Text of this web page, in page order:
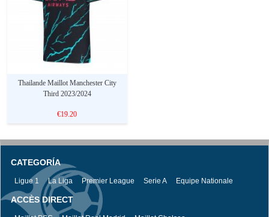
Thailande Maillot Manchester City
Third 2023/2024
€19.20
CATEGORÍA
Ligue 1 La Liga Premier League Serie A Equipe Nationale
ACCÈS DIRECT